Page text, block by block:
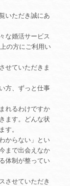
いただき誠にあ
な婚活サービス
の方にご利用い
せていただきま
方、ずっと仕事
れるわけですか
ます。どんな状
す。
からない」とい
まで出会えなか
体制が整ってい
させていただき